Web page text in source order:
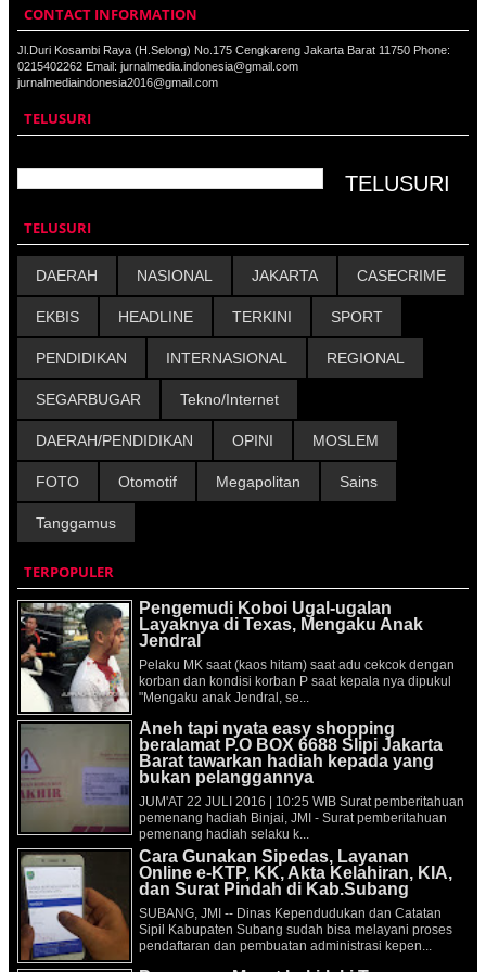
CONTACT INFORMATION
Jl.Duri Kosambi Raya (H.Selong) No.175 Cengkareng Jakarta Barat 11750 Phone:
0215402262 Email: jurnalmedia.indonesia@gmail.com
jurnalmediaindonesia2016@gmail.com
TELUSURI
TELUSURI
DAERAH NASIONAL JAKARTA CASECRIME
EKBIS HEADLINE TERKINI SPORT
PENDIDIKAN INTERNASIONAL REGIONAL
SEGARBUGAR Tekno/Internet
DAERAH/PENDIDIKAN OPINI MOSLEM
FOTO Otomotif Megapolitan Sains
Tanggamus
TERPOPULER
Pengemudi Koboi Ugal-ugalan
Layaknya di Texas, Mengaku Anak
Jendral
Pelaku MK saat (kaos hitam) saat adu cekcok dengan
korban dan kondisi korban P saat kepala nya dipukul
"Mengaku anak Jendral, se...
Aneh tapi nyata easy shopping
beralamat P.O BOX 6688 Slipi Jakarta
Barat tawarkan hadiah kepada yang
bukan pelanggannya
JUM'AT 22 JULI 2016 | 10:25 WIB Surat pemberitahuan
pemenang hadiah Binjai, JMI - Surat pemberitahuan
pemenang hadiah selaku k...
Cara Gunakan Sipedas, Layanan
Online e-KTP, KK, Akta Kelahiran, KIA,
dan Surat Pindah di Kab.Subang
SUBANG, JMI -- Dinas Kependudukan dan Catatan
Sipil Kabupaten Subang sudah bisa melayani proses
pendaftaran dan pembuatan administrasi kepen...